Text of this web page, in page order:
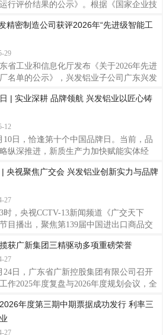
行评价结果的公示》。根据《国家企业技
公司（以下简称“兴发铝业”）企业技术中
本次运行评价，标志着公司国家级研发平
技创新综合实力再获国家权威认可。深耕
领域四十余年，兴发铝业始终坚持科创驱
国家企业技术中心为创新枢纽，持续完善
、新工艺、轻量化等领域关键核心技术攻
台研发，公司累计牵头、参与编
精密制造公司获评2026年“先进级智能工
29
省工业和信息化厅发布《关于2026年先进
名单的公示》，兴发铝业子公司广东兴发
制造领域的卓越实践与突出成效，成功获
进级智能工厂。这是继获评“佛山市数字
范工厂”后，公司在智能制造领域获得的
誉。据悉，本次评选依据工信部等六部委
《智能工厂梯度培育管理办法（暂行）》
。“先进级智能工厂”要求企业聚焦数字化
化协同，实现生产经营数据互
| 实业深耕 品牌领航 兴发铝业以匠心铸
12
10日，恰逢第十个中国品牌日。当前，品
纵深推进，新质生产力加快赋能实体经
不断夯实发展根基，提升品牌价值。扎根
躬耕铝业赛道四十余载，兴发铝业始终以
产品品质、持续突破的科技实力、胸怀世
布局，不断擦亮民族品牌底色，用扎实实
代广东制造的坚守与担当。（兴发铝业总
基，坚守严苛管控标准。从未来世界第一
达塔、目前世界最高楼迪拜哈利法
央视聚焦广交会 兴发铝业创新实力与品牌
27
时，央视CCTV-13新闻频道《广交天下
目播出，聚焦第139届中国进出口商品交
依托工程积淀与创新研发成果，集中展示
发展成果，全面展现国产铝型材企业的综
本届广交会汇聚全球客商，是对外展示中
化国际经贸合作的重要窗口。兴发铝业积
悬挂展示迪拜哈利法塔、上海东方明珠塔
的海报，清晰展示了企业参与建造的一系
，呈现出企业在高端建筑铝型材领域的
获广新集团三精驱动多项重磅荣誉
27
24日，广东省广新控股集团有限公司召开
作2025年度复盘与2026年度规划会议，全
精益先进集体与个人进行表彰。 会上，兴
扎实的全链条精益运营成效，获评广新集
“最佳精益实践单位”；公司精益骨干陈
年度第三期中期票据成功发行 利率三
27